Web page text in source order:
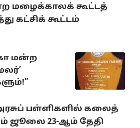
மழைக்காலக் கூட்டத்
கட்சிக் கூட்டம்
மன்ற
பள்ளிகளில் கலைத்
ஜூலை 23-ஆம் தேதி